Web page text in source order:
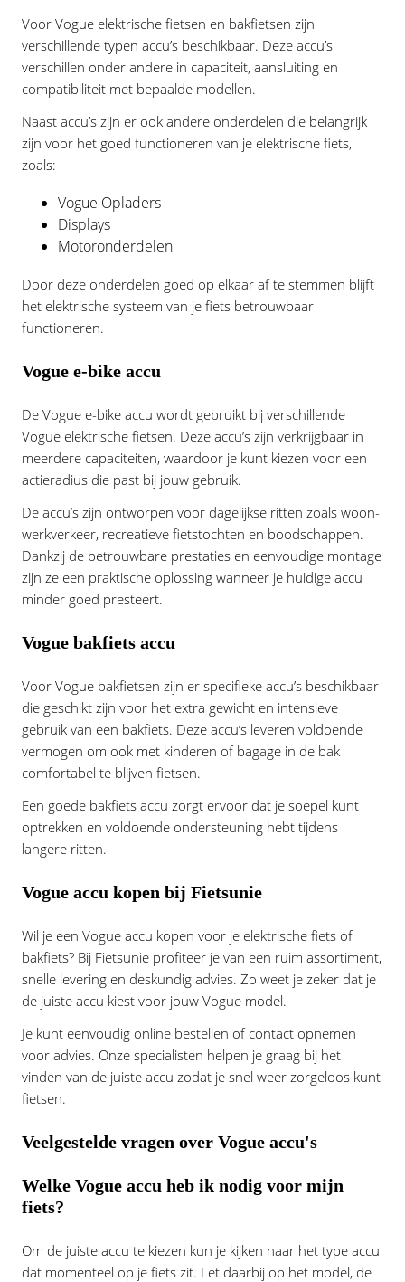
Voor Vogue elektrische fietsen en bakfietsen zijn
verschillende typen accu’s beschikbaar. Deze accu’s
verschillen onder andere in capaciteit, aansluiting en
compatibiliteit met bepaalde modellen.
Naast accu’s zijn er ook andere onderdelen die belangrijk
zijn voor het goed functioneren van je elektrische fiets,
zoals:
Vogue Opladers
Displays
Motoronderdelen
Door deze onderdelen goed op elkaar af te stemmen blijft
het elektrische systeem van je fiets betrouwbaar
functioneren.
Vogue e-bike accu
De Vogue e-bike accu wordt gebruikt bij verschillende
Vogue elektrische fietsen. Deze accu’s zijn verkrijgbaar in
meerdere capaciteiten, waardoor je kunt kiezen voor een
actieradius die past bij jouw gebruik.
De accu’s zijn ontworpen voor dagelijkse ritten zoals woon-
werkverkeer, recreatieve fietstochten en boodschappen.
Dankzij de betrouwbare prestaties en eenvoudige montage
zijn ze een praktische oplossing wanneer je huidige accu
minder goed presteert.
Vogue bakfiets accu
Voor Vogue bakfietsen zijn er specifieke accu’s beschikbaar
die geschikt zijn voor het extra gewicht en intensieve
gebruik van een bakfiets. Deze accu’s leveren voldoende
vermogen om ook met kinderen of bagage in de bak
comfortabel te blijven fietsen.
Een goede bakfiets accu zorgt ervoor dat je soepel kunt
optrekken en voldoende ondersteuning hebt tijdens
langere ritten.
Vogue accu kopen bij Fietsunie
Wil je een Vogue accu kopen voor je elektrische fiets of
bakfiets? Bij Fietsunie profiteer je van een ruim assortiment,
snelle levering en deskundig advies. Zo weet je zeker dat je
de juiste accu kiest voor jouw Vogue model.
Je kunt eenvoudig online bestellen of contact opnemen
voor advies. Onze specialisten helpen je graag bij het
vinden van de juiste accu zodat je snel weer zorgeloos kunt
fietsen.
Veelgestelde vragen over Vogue accu's
Welke Vogue accu heb ik nodig voor mijn
fiets?
Om de juiste accu te kiezen kun je kijken naar het type accu
dat momenteel op je fiets zit. Let daarbij op het model, de